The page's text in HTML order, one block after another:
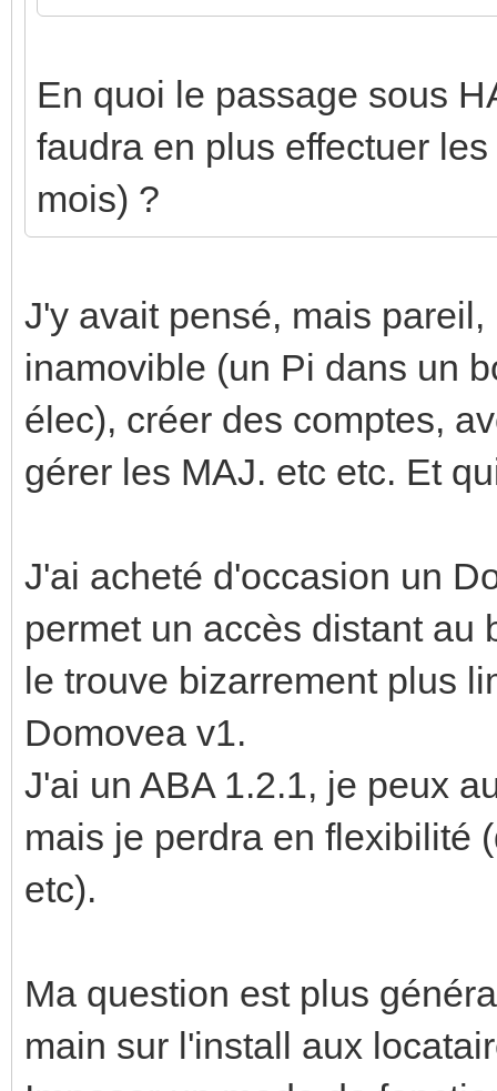
En quoi le passage sous
faudra en plus effectuer
mois) ?
J'y avait pensé, mais
inamovible (un Pi dans un
élec), créer des comptes,
gérer les MAJ. etc etc. Et
J'ai acheté d'occasion un
permet un accès distant au
le trouve bizarrement plus
Domovea v1.
J'ai un ABA 1.2.1, je peux
mais je perdra en flexibilité
etc).
Ma question est plus
main sur l'install aux